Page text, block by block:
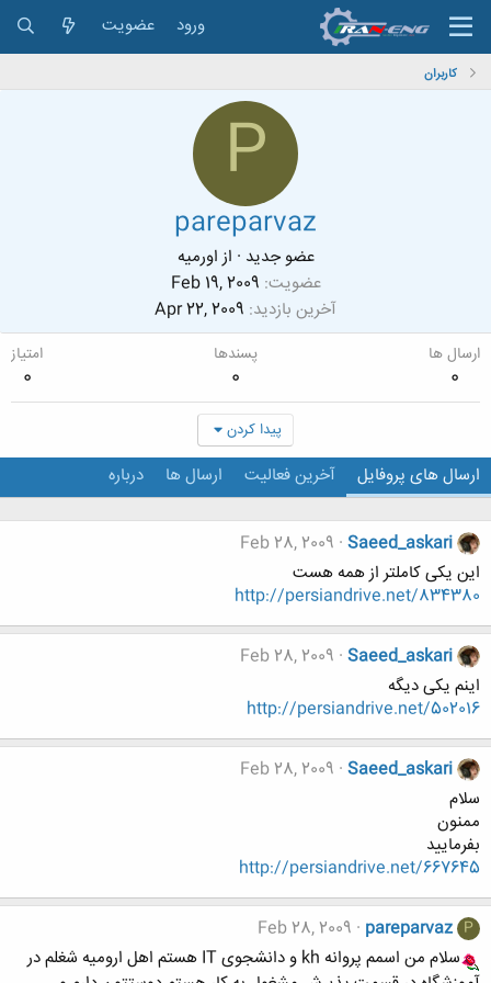
ورود عضویت
کاربران
P
pareparvaz
عضو جدید · ازاورمیه
عضویت Feb 19, 2009
آخرین بازدید Apr 22, 2009
ارسال ها
0
پسندها
0
امتیاز
0
پیدا کردن
ارسال های پروفایل آخرین فعالیت ارسال ها درباره
Saeed_askari
Feb 28, 2009
این یکی کاملتر از همه هست
http://persiandrive.net/834380
Saeed_askari
Feb 28, 2009
اینم یکی دیگه
http://persiandrive.net/502016
Saeed_askari
Feb 28, 2009
سلام
ممنون
بفرمایید
http://persiandrive.net/667645
P
pareparvaz
Feb 28, 2009
سلام من اسمم پروانه kh و دانشجوی IT هستم اهل ارومیه شغلم در